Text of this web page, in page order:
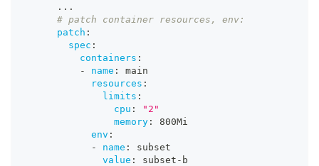
...
# patch container resources, env:
patch :
spec :
containers :
-
name :
main
resources :
limits :
cpu :
"2"
memory :
800Mi
env :
-
name :
subset
value : subset - b